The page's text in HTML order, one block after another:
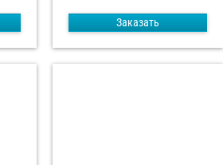
Заказать